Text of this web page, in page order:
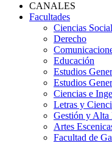
CANALES
Facultades
Ciencias
Derecho
Educación
Estudios
Estudios
Ciencias e
Letras y
Gestión y Alta
Artes
Facultad de